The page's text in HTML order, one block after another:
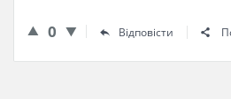
0 Відповісти